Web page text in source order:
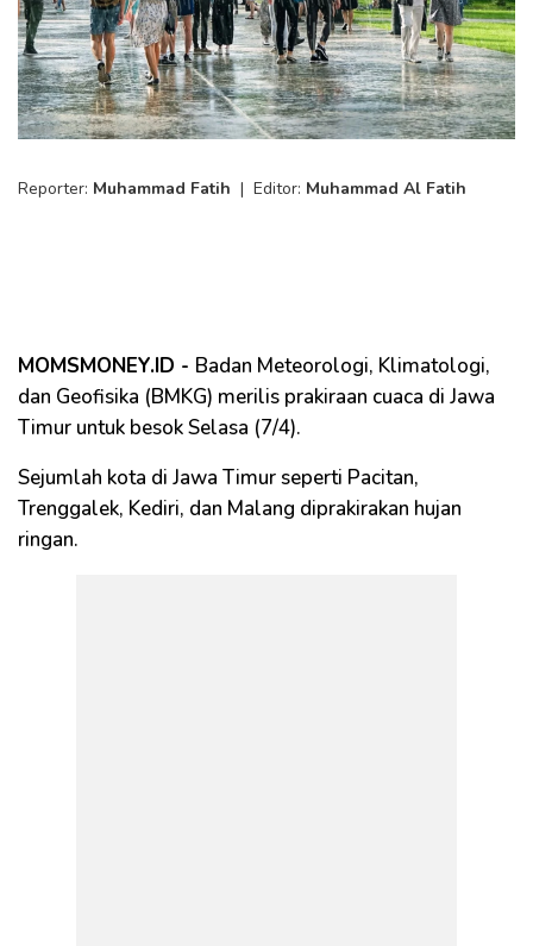
Reporter: Muhammad Fatih | Editor: Muhammad Al Fatih
MOMSMONEY.ID - Badan Meteorologi, Klimatologi,
dan Geofisika (BMKG) merilis prakiraan cuaca di Jawa
Timur untuk besok Selasa (7/4).
Sejumlah kota di Jawa Timur seperti Pacitan,
Trenggalek, Kediri, dan Malang diprakirakan hujan
ringan.